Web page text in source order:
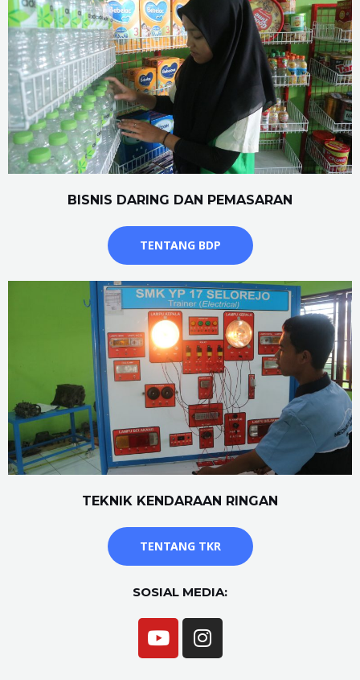
BISNIS DARING DAN PEMASARAN
TENTANG BDP
TEKNIK KENDARAAN RINGAN
TENTANG TKR
SOSIAL MEDIA: